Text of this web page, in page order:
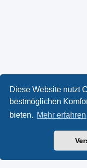
Diese Website nutzt
bestmöglichen
bieten. Mehr erfahren